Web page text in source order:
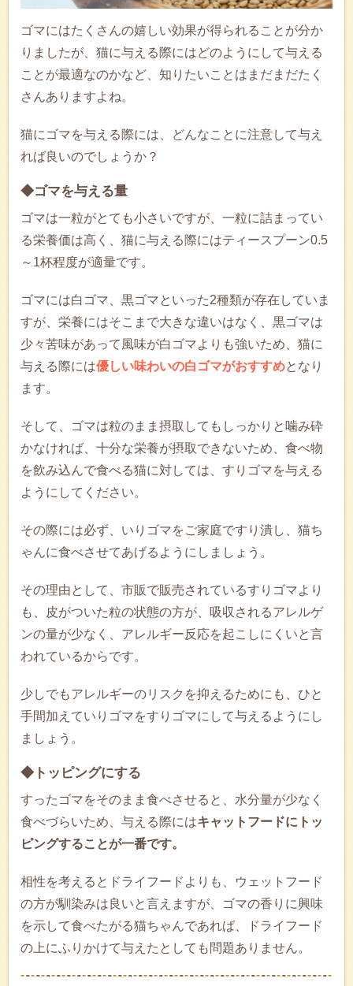
ゴマにはたくさんの嬉しい効果が得られることが分か
りましたが、猫に与える際にはどのようにして与える
ことが最適なのかなど、知りたいことはまだまだたく
さんありますよね。
猫にゴマを与える際には、どんなことに注意して与え
れば良いのでしょうか？
◆ゴマを与える量
ゴマは一粒がとても小さいですが、一粒に詰まってい
る栄養価は高く、猫に与える際にはティースプーン0.5
～1杯程度が適量です。
ゴマには白ゴマ、黒ゴマといった2種類が存在していま
すが、栄養にはそこまで大きな違いはなく、黒ゴマは
少々苦味があって風味が白ゴマよりも強いため、猫に
与える際には優しい味わいの白ゴマがおすすめとなり
ます。
そして、ゴマは粒のまま摂取してもしっかりと噛み砕
かなければ、十分な栄養が摂取できないため、食べ物
を飲み込んで食べる猫に対しては、すりゴマを与える
ようにしてください。
その際には必ず、いりゴマをご家庭ですり潰し、猫ち
ゃんに食べさせてあげるようにしましょう。
その理由として、市販で販売されているすりゴマより
も、皮がついた粒の状態の方が、吸収されるアレルゲ
ンの量が少なく、アレルギー反応を起こしにくいと言
われているからです。
少しでもアレルギーのリスクを抑えるためにも、ひと
手間加えていりゴマをすりゴマにして与えるようにし
ましょう。
◆トッピングにする
すったゴマをそのまま食べさせると、水分量が少なく
食べづらいため、与える際にはキャットフードにトッ
ピングすることが一番です。
相性を考えるとドライフードよりも、ウェットフード
の方が馴染みは良いと言えますが、ゴマの香りに興味
を示して食べたがる猫ちゃんであれば、ドライフード
の上にふりかけて与えたとしても問題ありません。